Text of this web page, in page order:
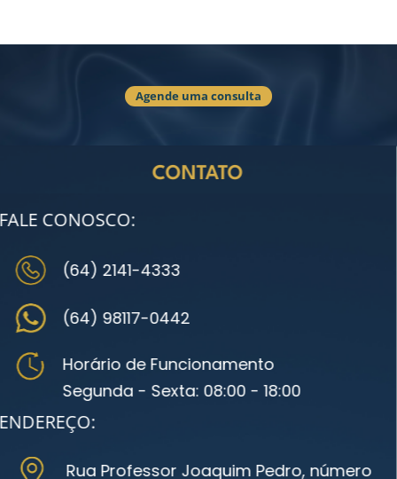
Agende uma consulta
CONTATO
FALE CONOSCO:
(64) 2141-4333
(64) 98117-0442
Horário de Funcionamento
Segunda - Sexta: 08:00 - 18:00
ENDEREÇO:
Rua Professor Joaquim Pedro, número